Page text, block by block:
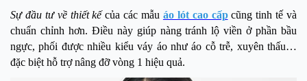
Sự đầu tư về thiết kếcủa các mẫu áo lót cao cấpcũng tinh tế và
chuẩn chỉnh hơn. Điều này giúp nàng tránh lộ viền ở phần bầu
ngực, phối được nhiều kiểu váy áo như áo cỗ trễ, xuyên thấu…
đặc biệt hỗ trợ nâng đỡ vòng 1 hiệu quả.